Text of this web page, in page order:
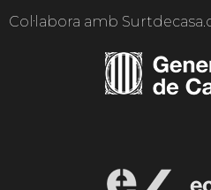
Col·labora amb